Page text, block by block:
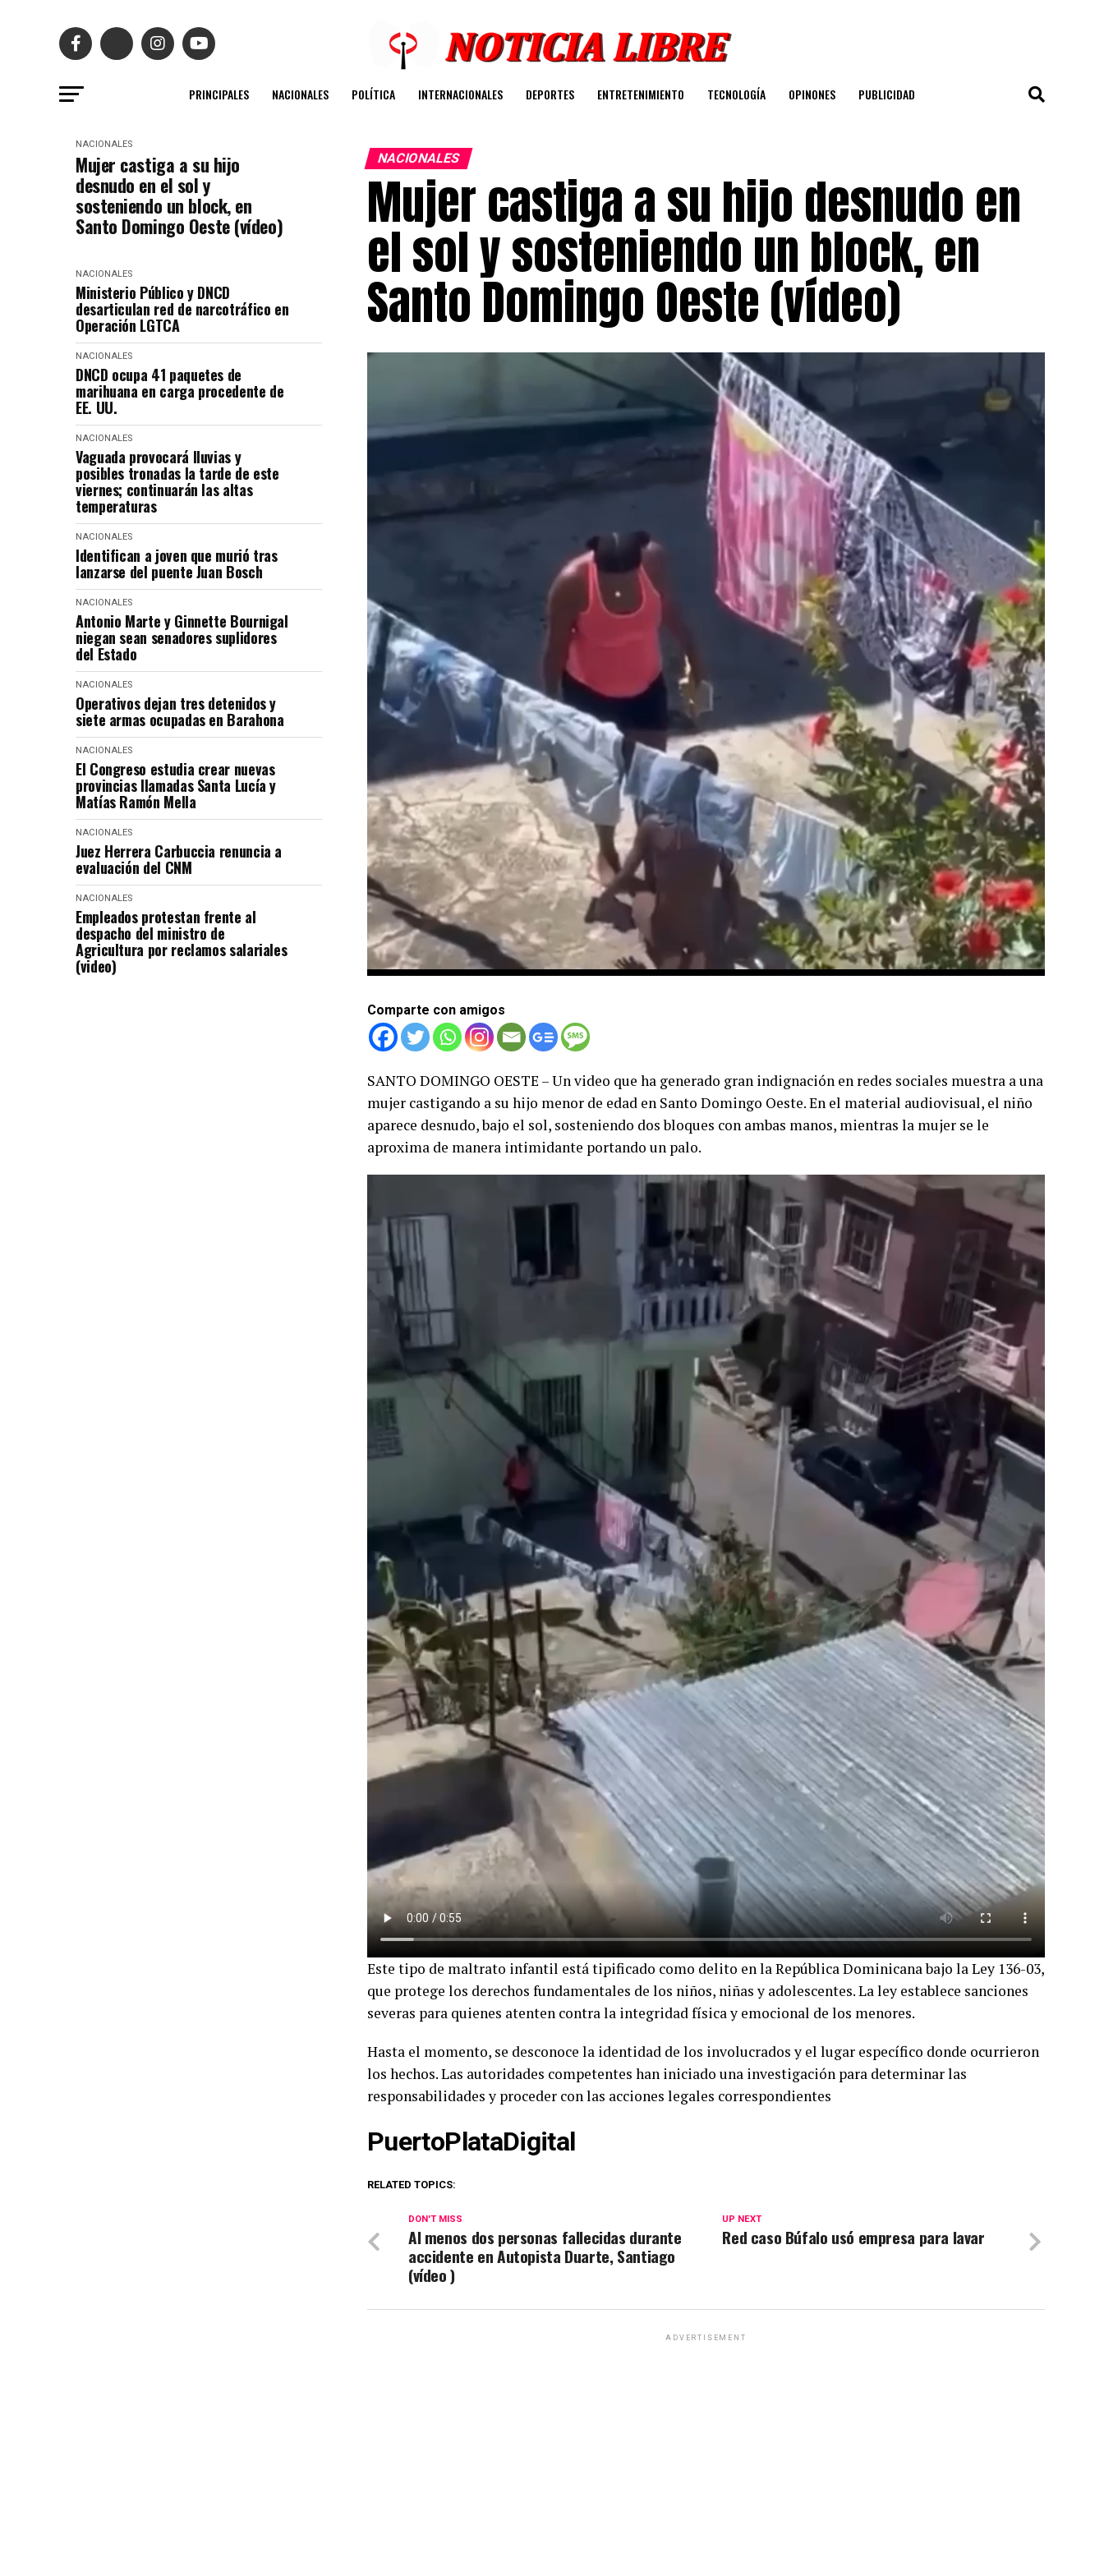
PRINCIPALES NACIONALES POLÍTICA INTERNACIONALES DEPORTES ENTRETENIMIENTO TECNOLOGÍA OPINONES PUBLICIDAD
NACIONALES
Mujer castiga a su hijo
desnudo en el sol y
sosteniendo un block, en
Santo Domingo Oeste (vídeo)
NACIONALES
Ministerio Público y DNCD
desarticulan red de narcotráfico en
Operación LGTCA
NACIONALES
DNCD ocupa 41 paquetes de
marihuana en carga procedente de
EE. UU.
NACIONALES
Vaguada provocará lluvias y
posibles tronadas la tarde de este
viernes; continuarán las altas
temperaturas
NACIONALES
Identifican a joven que murió tras
lanzarse del puente Juan Bosch
NACIONALES
Antonio Marte y Ginnette Bournigal
niegan sean senadores suplidores
del Estado
NACIONALES
Operativos dejan tres detenidos y
siete armas ocupadas en Barahona
NACIONALES
El Congreso estudia crear nuevas
provincias llamadas Santa Lucía y
Matías Ramón Mella
NACIONALES
Juez Herrera Carbuccia renuncia a
evaluación del CNM
NACIONALES
Empleados protestan frente al
despacho del ministro de
Agricultura por reclamos salariales
(video)
NACIONALES
Mujer castiga a su hijo desnudo en
el sol y sosteniendo un block, en
Santo Domingo Oeste (vídeo)
Comparte con amigos
SANTO DOMINGO OESTE – Un video que ha generado gran indignación en redes sociales muestra a una
mujer castigando a su hijo menor de edad en Santo Domingo Oeste. En el material audiovisual, el niño
aparece desnudo, bajo el sol, sosteniendo dos bloques con ambas manos, mientras la mujer se le
aproxima de manera intimidante portando un palo.
Este tipo de maltrato infantil está tipificado como delito en la República Dominicana bajo la Ley 136-03,
que protege los derechos fundamentales de los niños, niñas y adolescentes. La ley establece sanciones
severas para quienes atenten contra la integridad física y emocional de los menores.
Hasta el momento, se desconoce la identidad de los involucrados y el lugar específico donde ocurrieron
los hechos. Las autoridades competentes han iniciado una investigación para determinar las
responsabilidades y proceder con las acciones legales correspondientes
PuertoPlataDigital
RELATED TOPICS:
UP NEXT
Red caso Búfalo usó empresa para lavar
DON'T MISS
Al menos dos personas fallecidas durante
accidente en Autopista Duarte, Santiago
(vídeo )
ADVERTISEMENT